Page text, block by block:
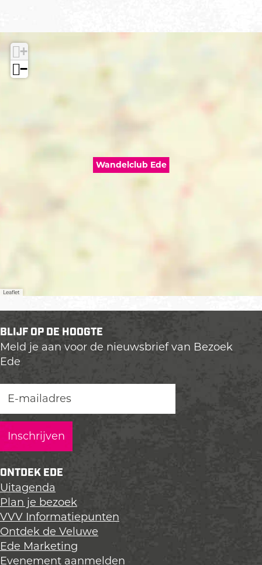
Wandelclub Ede
+
−
Leaflet
BLIJF OP DE HOOGTE
Meld je aan voor de nieuwsbrief van Bezoek
Ede
ONTDEK EDE
Uitagenda
Plan je bezoek
VVV Informatiepunten
Ontdek de Veluwe
Ede Marketing
Evenement aanmelden